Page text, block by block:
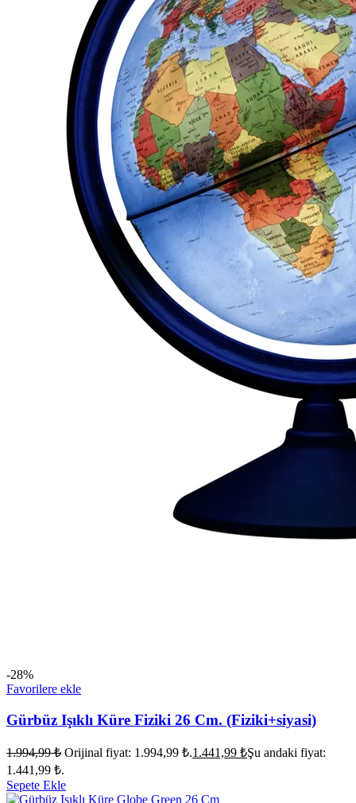
-28%
Favorilere ekle
Gürbüz Işıklı Küre Fiziki 26 Cm. (Fiziki+siyasi)
1.994,99₺ Orijinal fiyat: 1.994,99 ₺.1.441,99 ₺Şu andaki fiyat:
1.441,99 ₺.
Sepete Ekle